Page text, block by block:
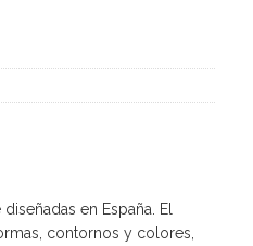
en España. El
contornos y colores,